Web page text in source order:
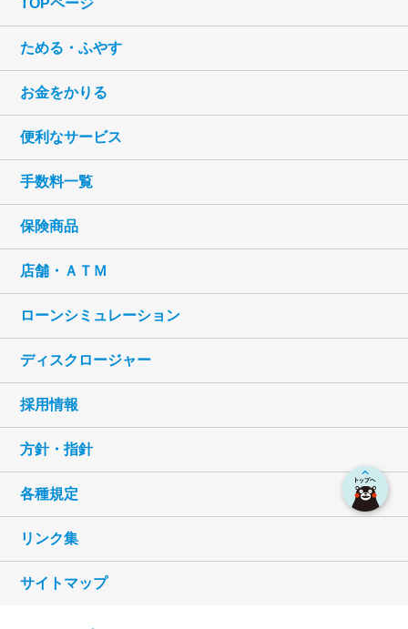
ため
（７） 他の事業者等から個人情報の処理の全部ま
たは一部について委託された場合等におい
て、委託された当該業務を適切に遂行する
ため
（８） 私との契約や法律等に基づく権利の行使
や義務の履行のため
（９） 市場調査ならびにデータ分析やアンケート
や開発のため
（10） ダイレクトメールの発送等、金融商品や
サービスに関する各種ご提案のため
（11） 提携会社等の商品やサービスに関する各
種ご提案のため
（12） 各種お取引の解約やお取引解約後の事後
管理のため
（13） 団体信用生命保険の加入業務等を円滑に
遂行するため
（14） 債権譲渡先が債権管理等、適切な業務の
遂行を実施するにあたり、必要な情報を債
り、個人信用情報機関から提供を受けた資
ためる・ふやす
お金をかりる
便利なサービス
手数料一覧
保険商品
店舗・ＡＴＭ
ローンシミュレーション
ディスクロージャー
採用情報
方針・指針
各種規定
リンク集
サイトマップ